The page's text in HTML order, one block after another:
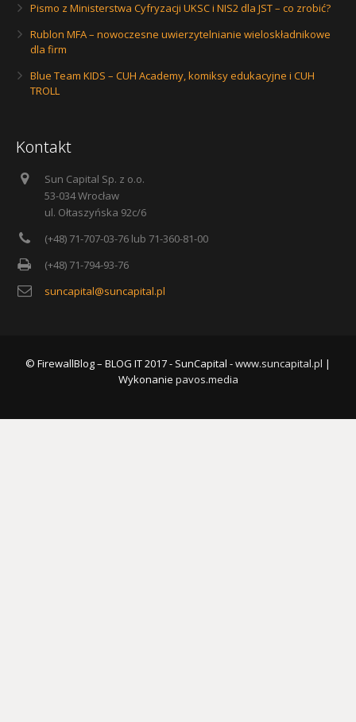
Pismo z Ministerstwa Cyfryzacji UKSC i NIS2 dla JST – co zrobić?
Rublon MFA – nowoczesne uwierzytelnianie wieloskładnikowe
dla firm
Blue Team KIDS – CUH Academy, komiksy edukacyjne i CUH
TROLL
Kontakt
Sun Capital Sp. z o.o.
53-034 Wrocław
ul. Ołtaszyńska 92c/6
(+48) 71-707-03-76 lub 71-360-81-00
(+48) 71-794-93-76
suncapital@suncapital.pl
© FirewallBlog – BLOG IT 2017 - SunCapital -www.suncapital.pl |
Wykonanie pavos.media